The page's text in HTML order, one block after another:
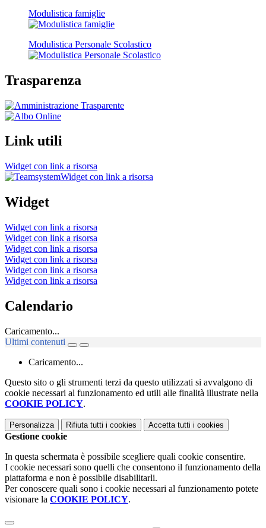
Modulistica famiglie
Modulistica Personale Scolastico
Trasparenza
Link utili
Widget con link a risorsa
Widget con link a risorsa
Widget
Widget con link a risorsa
Widget con link a risorsa
Widget con link a risorsa
Widget con link a risorsa
Widget con link a risorsa
Widget con link a risorsa
Calendario
Caricamento...
Ultimi contenuti
Caricamento...
Questo sito o gli strumenti terzi da questo utilizzati si avvalgono di
cookie necessari al funzionamento ed utili alle finalità illustrate nella
COOKIE POLICY.
Personalizza Rifiuta tutti i cookies Accetta tutti i cookies
Gestione cookie
In questa schermata è possibile scegliere quali cookie consentire.
I cookie necessari sono quelli che consentono il funzionamento della
piattaforma e non è possibile disabilitarli.
Per conoscere quali sono i cookie necessari al funzionamento potete
visionare la COOKIE POLICY.